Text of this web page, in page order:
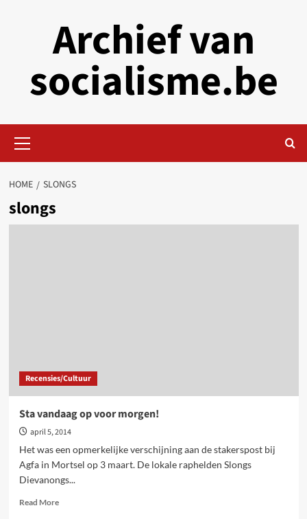
Archief van
socialisme.be
Menu
HOME SLONGS
slongs
Recensies/Cultuur
Sta vandaag op voor morgen!
april 5, 2014
Het was een opmerkelijke verschijning aan de stakerspost bij
Agfa in Mortsel op 3 maart. De lokale raphelden Slongs
Dievanongs...
Read MoreRead